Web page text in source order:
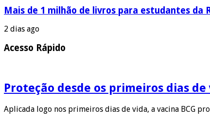
Mais de 1 milhão de livros para estudantes da
2 dias ago
Acesso Rápido
Proteção desde os primeiros dias de
Aplicada logo nos primeiros dias de vida, a vacina BCG